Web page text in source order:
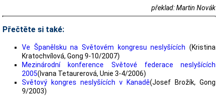
překlad: Martin Novák
Přečtěte si také:
Ve Španělsku na Světovém kongresu neslyšících (Kristina
Kratochvílová, Gong 9-10/2007)
Mezinárodní konference Světové federace neslyšících
2005(Ivana Tetaurerová, Unie 3-4/2006)
Světový kongres neslyšících v Kanadě(Josef Brožík, Gong
9/2003)